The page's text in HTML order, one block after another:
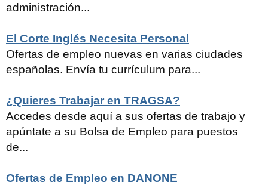
administración...
El Corte Inglés Necesita Personal
Ofertas de empleo nuevas en varias ciudades
españolas. Envía tu currículum para...
¿Quieres Trabajar en TRAGSA?
Accedes desde aquí a sus ofertas de trabajo y
apúntate a su Bolsa de Empleo para puestos
de...
Ofertas de Empleo en DANONE